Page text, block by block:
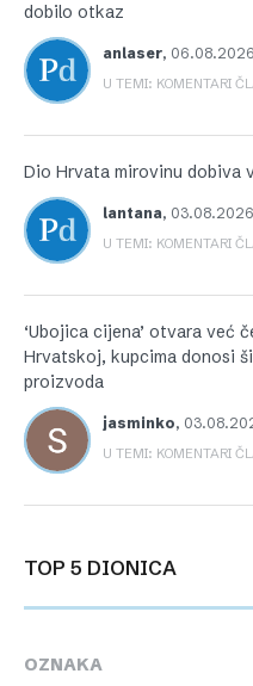
dobilo otkaz
anlaser,
U TEMI: KOMENTARI
Dio Hrvata mirovinu dobiva
lantana,
U TEMI: KOMENTARI
‘Ubojica cijena’ otvara već
Hrvatskoj, kupcima donosi
proizvoda
jasminko,
U TEMI: KOMENTARI
TOP 5 DIONICA
OZNAKA